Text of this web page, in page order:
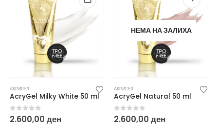
АКРИГЕЛ
AcryGel Milky White 50 ml
0 out of 5
2.600,00 ден
НЕМА НА ЗАЛИХА
АКРИГЕЛ
AcryGel Natural 50 ml
0 out of 5
2.600,00 ден